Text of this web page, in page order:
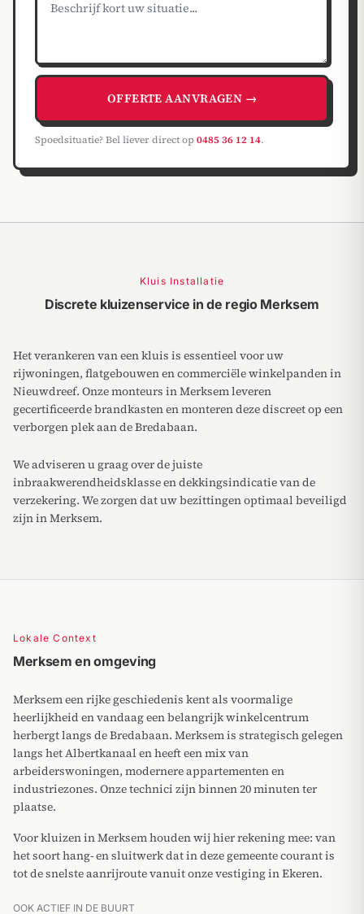
OFFERTE AANVRAGEN →
Spoedsituatie? Bel liever direct op 0485 36 12 14.
Kluis Installatie
Discrete kluizenservice in de regio Merksem
Het verankeren van een kluis is essentieel voor uw
rijwoningen, flatgebouwen en commerciële winkelpanden in
Nieuwdreef. Onze monteurs in Merksem leveren
gecertificeerde brandkasten en monteren deze discreet op een
verborgen plek aan de Bredabaan.
We adviseren u graag over de juiste
inbraakwerendheidsklasse en dekkingsindicatie van de
verzekering. We zorgen dat uw bezittingen optimaal beveiligd
zijn in Merksem.
Lokale Context
Merksem en omgeving
Merksem een rijke geschiedenis kent als voormalige
heerlijkheid en vandaag een belangrijk winkelcentrum
herbergt langs de Bredabaan. Merksem is strategisch gelegen
langs het Albertkanaal en heeft een mix van
arbeiderswoningen, modernere appartementen en
industriezones. Onze technici zijn binnen 20 minuten ter
plaatse.
Voor kluizen in Merksem houden wij hier rekening mee: van
het soort hang- en sluitwerk dat in deze gemeente courant is
tot de snelste aanrijroute vanuit onze vestiging in Ekeren.
OOK ACTIEF IN DE BUURT